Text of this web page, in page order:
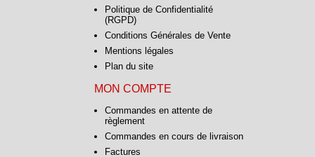
Politique de Confidentialité
(RGPD)
Conditions Générales de Vente
Mentions légales
Plan du site
MON COMPTE
Commandes en attente de
règlement
Commandes en cours de livraison
Factures